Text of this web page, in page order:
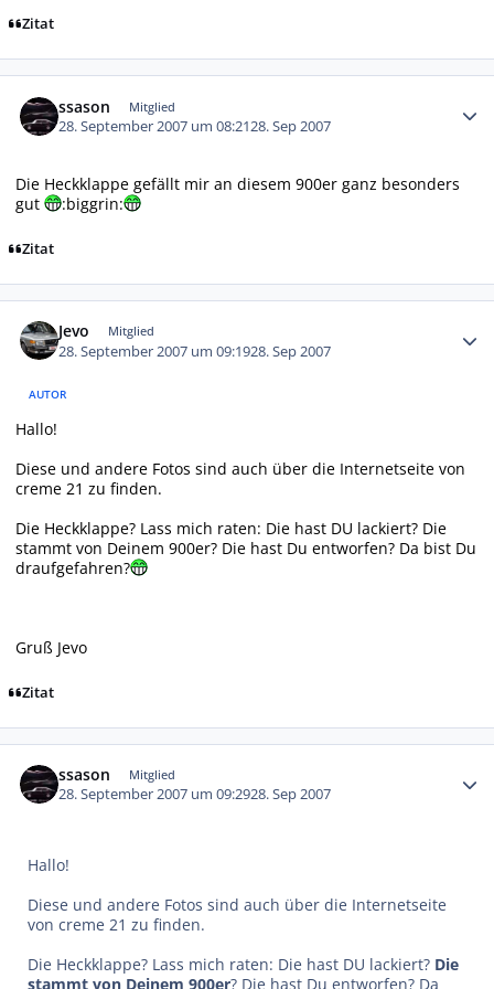
Zitat
ssason Mitglied
28. September 2007 um 08:2128. Sep 2007
Die Heckklappe gefällt mir an diesem 900er ganz besonders
gut
:biggrin:
Zitat
Jevo Mitglied
28. September 2007 um 09:1928. Sep 2007
AUTOR
Hallo!
Diese und andere Fotos sind auch über die Internetseite von
creme 21 zu finden.
Die Heckklappe? Lass mich raten: Die hast DU lackiert? Die
stammt von Deinem 900er? Die hast Du entworfen? Da bist Du
draufgefahren?
Gruß Jevo
Zitat
ssason Mitglied
28. September 2007 um 09:2928. Sep 2007
Hallo!
Diese und andere Fotos sind auch über die Internetseite
von creme 21 zu finden.
Die Heckklappe? Lass mich raten: Die hast DU lackiert? Die
stammt von Deinem 900er? Die hast Du entworfen? Da